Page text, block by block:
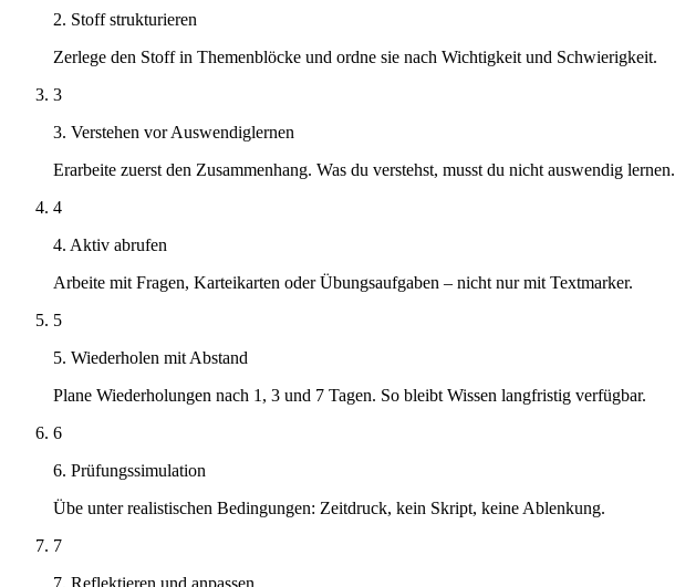
2. Stoff strukturieren
Zerlege den Stoff in Themenblöcke und ordne sie nach Wichtigkeit und Schwierigkeit.
3
3. Verstehen vor Auswendiglernen
Erarbeite zuerst den Zusammenhang. Was du verstehst, musst du nicht auswendig lernen.
4
4. Aktiv abrufen
Arbeite mit Fragen, Karteikarten oder Übungsaufgaben – nicht nur mit Textmarker.
5
5. Wiederholen mit Abstand
Plane Wiederholungen nach 1, 3 und 7 Tagen. So bleibt Wissen langfristig verfügbar.
6
6. Prüfungssimulation
Übe unter realistischen Bedingungen: Zeitdruck, kein Skript, keine Ablenkung.
7
7. Reflektieren und anpassen